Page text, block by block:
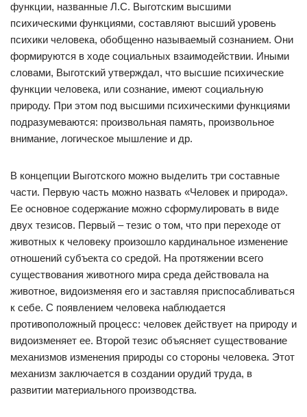
функции, названные Л.С. Выготским высшими
психическими функциями, составляют высший уровень
психики человека, обобщенно называемый сознанием. Они
формируются в ходе социальных взаимодействии. Иными
словами, Выготский утверждал, что высшие психические
функции человека, или сознание, имеют социальную
природу. При этом под высшими психическими функциями
подразумеваются: произвольная память, произвольное
внимание, логическое мышление и др.
В концепции Выготского можно выделить три составные
части. Первую часть можно назвать «Человек и природа».
Ее основное содержание можно сформулировать в виде
двух тезисов. Первый – тезис о том, что при переходе от
животных к человеку произошло кардинальное изменение
отношений субъекта со средой. На протяжении всего
существования животного мира среда действовала на
животное, видоизменяя его и заставляя приспосабливаться
к себе. С появлением человека наблюдается
противоположный процесс: человек действует на природу и
видоизменяет ее. Второй тезис объясняет существование
механизмов изменения природы со стороны человека. Этот
механизм заключается в создании орудий труда, в
развитии материального производства.